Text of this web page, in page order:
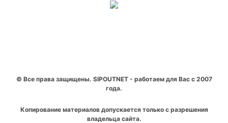
© Все права защищены. SIPOUTNET - работаем для Вас с 2007
года.
Копирование материалов допускается только с разрешения
владельца сайта.